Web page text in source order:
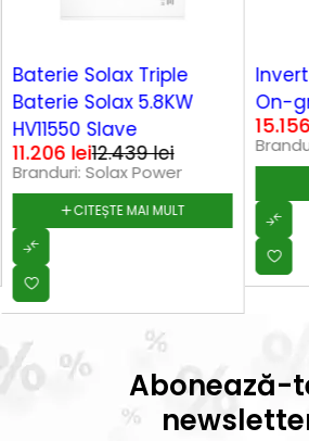
Baterie Solax Triple
Baterie Solax 5.8KW
HV11550 Slave
12.439lei
11.206 lei
Branduri: Solax Power
CITEȘTE MAI MULT
On-
15.156
Abonează-